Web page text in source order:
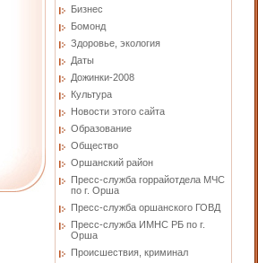
Бизнес
Бомонд
Здоровье, экология
Даты
Дожинки-2008
Культура
Новости этого сайта
Образование
Общество
Оршанский район
Пресс-служба горрайотдела МЧС
по г. Орша
Пресс-служба оршанского ГОВД
Пресс-служба ИМНС РБ по г.
Орша
Проиcшествия, криминал